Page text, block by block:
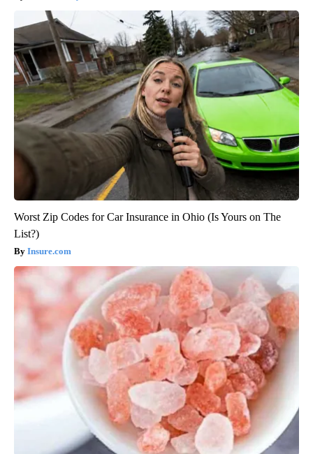
Worst Zip Codes for Car Insurance in Ohio (Is Yours on The
List?)
Insure.com